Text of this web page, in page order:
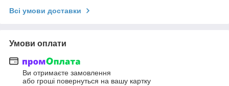
Всі умови доставки
Умови оплати
Ви отримаєте замовлення
або гроші повернуться на вашу картку